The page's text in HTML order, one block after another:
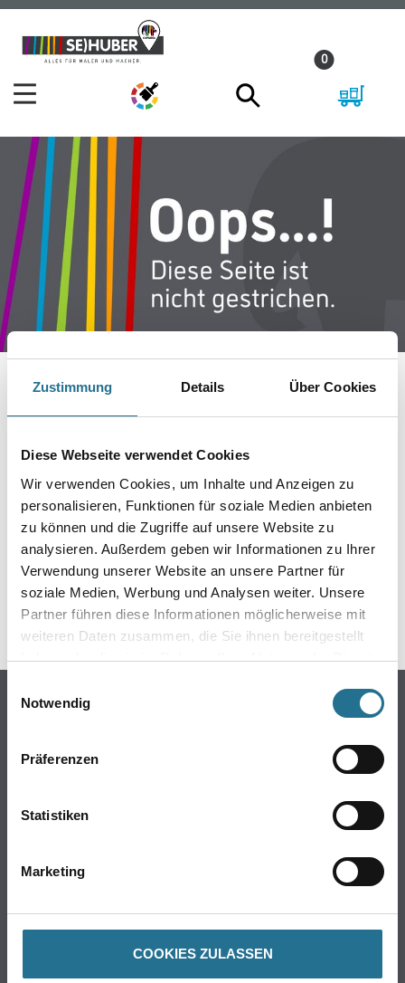
Zustimmung Details Über Cookies
Diese Webseite verwendet Cookies
Wir verwenden Cookies, um Inhalte und Anzeigen zu
personalisieren, Funktionen für soziale Medien anbieten
zu können und die Zugriffe auf unsere Website zu
analysieren. Außerdem geben wir Informationen zu Ihrer
Verwendung unserer Website an unsere Partner für
soziale Medien, Werbung und Analysen weiter. Unsere
Partner führen diese Informationen möglicherweise mit
weiteren Daten zusammen, die Sie ihnen bereitgestellt
haben oder die sie im Rahmen Ihrer Nutzung der Dienste
Notwendig
Präferenzen
Statistiken
Marketing
COOKIES ZULASSEN
Zum
Inhalt
Zum
Navigationsmenü
0
EIN KLEINER ZWISCHENFALL
IST AUFGETRETEN
Keine Sorge, wir pinseln schon an der Lösung und
werden das Problem so schnell wie möglich beheben.
Erkunden Sie in der Zwischenzeit unseren Online-Shop
und lassen Sie sich inspirieren.
ZURÜCK ZUM ONLINE-SHOP
Online-Shop
WDV-Systeme
Putze- und Spachtelmassen
Werkzeug & Maschinen
Verbrauchsmaterialien